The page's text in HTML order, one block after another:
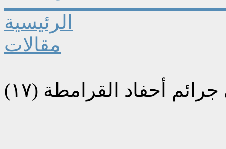
الرئيسية
مقالات
أحفاد القرامطة (١٧)